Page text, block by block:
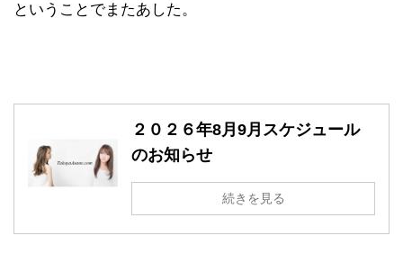
ということでまたあした。
２０２６年8月9月スケジュール
のお知らせ
続きを見る